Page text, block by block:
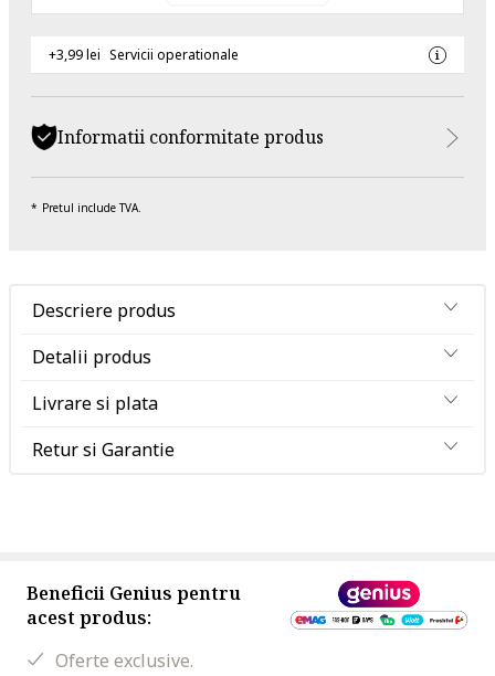
+3,99 lei Servicii operationale
Informatii conformitate produs
Pretul include TVA.
Descriere produs
Detalii produs
Livrare si plata
Retur si Garantie
Beneficii Genius pentru
acest produs:
Oferte exclusive.